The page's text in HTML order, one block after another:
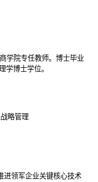
学院专任教师。博士毕业
学博士学位。
略管理
进领军企业关键核心技术